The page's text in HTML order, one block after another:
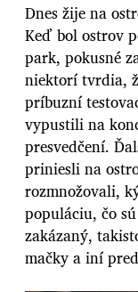
Dnes žije na
Keď bol ostrov
park, pokusné
niektorí tvrdia,
príbuzní
vypustili na
presvedčení.
priniesli na
rozmnožovali,
populáciu, čo
zakázaný,
mačky a iní